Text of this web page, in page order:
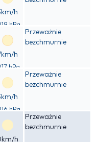
h
hPa
h
hPa
Przeważnie
bezchmurnie
h
hPa
Przeważnie
bezchmurnie
h
Przeważnie
bezchmurnie